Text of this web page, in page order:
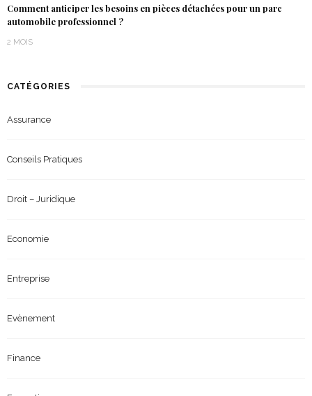
Comment anticiper les besoins en pièces détachées pour un parc
automobile professionnel ?
2 MOIS
CATÉGORIES
Assurance
Conseils Pratiques
Droit – Juridique
Economie
Entreprise
Evènement
Finance